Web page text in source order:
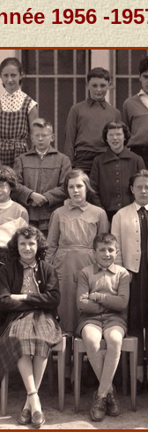
1956 -